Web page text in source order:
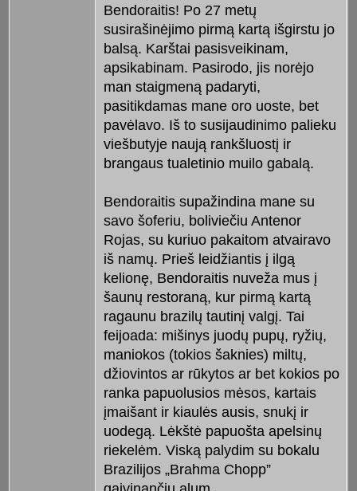
Bendoraitis! Po 27 metų
susirašinėjimo pirmą kartą išgirstu jo
balsą. Karštai pasisveikinam,
apsikabinam. Pasirodo, jis norėjo
man staigmeną padaryti,
pasitikdamas mane oro uoste, bet
pavėlavo. Iš to susijaudinimo palieku
viešbutyje naują rankšluostį ir
brangaus tualetinio muilo gabalą.
Bendoraitis supažindina mane su
savo šoferiu, boliviečiu Antenor
Rojas, su kuriuo pakaitom atvairavo
iš namų. Prieš leidžiantis į ilgą
kelionę, Bendoraitis nuveža mus į
šaunų restoraną, kur pirmą kartą
ragaunu brazilų tautinį valgį. Tai
feijoada: mišinys juodų pupų, ryžių,
maniokos (tokios šaknies) miltų,
džiovintos ar rūkytos ar bet kokios po
ranka papuolusios mėsos, kartais
įmaišant ir kiaulės ausis, snukį ir
uodegą. Lėkštė papuošta apelsinų
riekelėm. Viską palydim su bokalu
Brazilijos „Brahma Chopp”